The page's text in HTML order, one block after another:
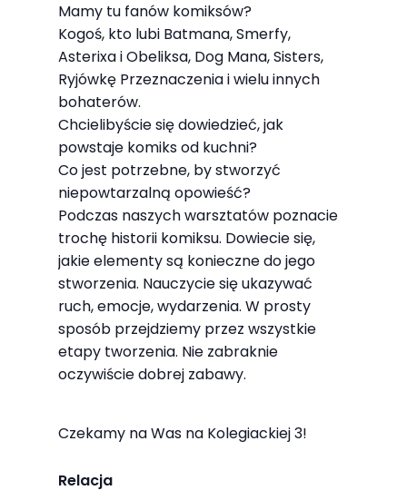
Mamy tu fanów komiksów?
Kogoś, kto lubi Batmana, Smerfy,
Asterixa i Obeliksa, Dog Mana, Sisters,
Ryjówkę Przeznaczenia i wielu innych
bohaterów.
Chcielibyście się dowiedzieć, jak
powstaje komiks od kuchni?
Co jest potrzebne, by stworzyć
niepowtarzalną opowieść?
Podczas naszych warsztatów poznacie
trochę historii komiksu. Dowiecie się,
jakie elementy są konieczne do jego
stworzenia. Nauczycie się ukazywać
ruch, emocje, wydarzenia. W prosty
sposób przejdziemy przez wszystkie
etapy tworzenia. Nie zabraknie
oczywiście dobrej zabawy.
Czekamy na Was na Kolegiackiej 3!
Relacja
znikną ze strony
internetowej.
Marketing
Udostępniając
swoje
zainteresowania i
zachowania
podczas
odwiedzania naszej
strony, zwiększasz
szansę na
zobaczenie
spersonalizowanych
treści i ofert.